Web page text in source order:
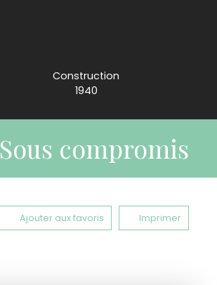
Construction
1940
Sous compromis
Ajouter aux favoris Imprimer